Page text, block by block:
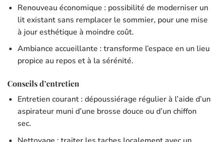
Renouveau économique : possibilité de moderniser un
lit existant sans remplacer le sommier, pour une mise
à jour esthétique à moindre coût.
Ambiance accueillante : transforme l’espace en un lieu
propice au repos et à la sérénité.
Conseils d’entretien
Entretien courant : dépoussiérage régulier à l’aide d’un
aspirateur muni d’une brosse douce ou d’un chiffon
sec.